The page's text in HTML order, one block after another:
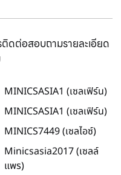
ดต่อสอบถามรายละเอียด
MINICSASIA1 (เซลเฟิร์น)
MINICSASIA1 (เซลเฟิร์น)
MINICS7449 (เซลไอซ์)
Minicsasia2017 (เซลล์
แพร)